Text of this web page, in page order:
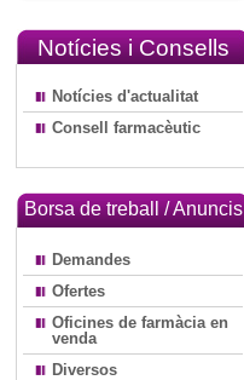
Notícies i Consells
Notícies d'actualitat
Consell farmacèutic
Borsa de treball / Anuncis
Demandes
Ofertes
Oficines de farmàcia en
venda
Diversos